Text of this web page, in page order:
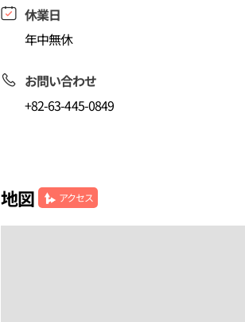
休業日
年中無休
お問い合わせ
+82-63-445-0849
地図 アクセス